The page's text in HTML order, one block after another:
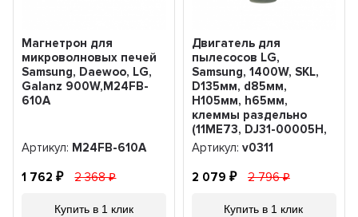
Магнетрон для
микроволновых печей
Samsung, Daewoo, LG,
Galanz 900W,M24FB-
610A
Артикул: M24FB-610A
1 762 2 368
Купить в 1 клик
Двигатель для
пылесосов LG,
Samsung, 1400W, SKL,
D135мм, d85мм,
H105мм, h65мм,
клеммы раздельно
(11ME73, DJ31-00005H,
YDC42), v0311
Артикул: v0311
2 079 2 796
Купить в 1 клик